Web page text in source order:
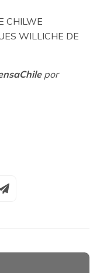
CHILWE
WILLICHE DE
por